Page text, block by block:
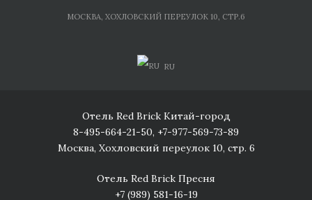
МОСКВА, ХОХЛОВСКИЙ ПЕРЕУЛОК 10, СТР.6
RU
Отель Red Brick Китай-город
8-495-664-21-50, +7-977-569-73-89
Москва, Хохловский переулок 10, стр. 6
Отель Red Brick Пресня
+7 (989) 581-16-19